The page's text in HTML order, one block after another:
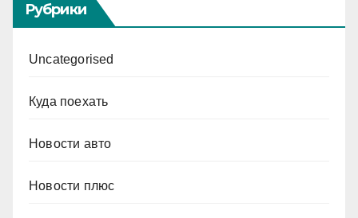
Рубрики
Uncategorised
Куда поехать
Новости авто
Новости плюс